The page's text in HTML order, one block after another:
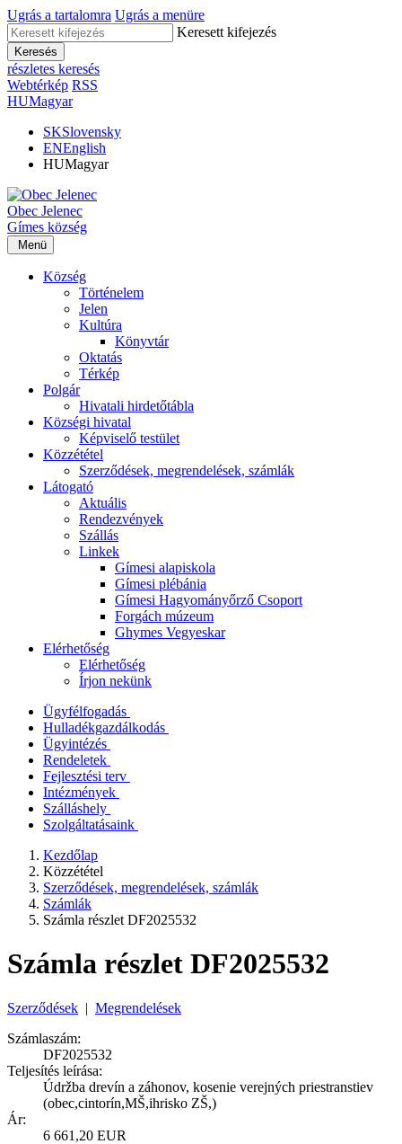
Ugrás a tartalomra Ugrás a menüre
Keresett kifejezés
Keresés
részletes keresés
Webtérkép RSS
HUMagyar
SKSlovensky
ENEnglish
HUMagyar
Obec Jelenec
Gímes község
Menü
Község
Történelem
Jelen
Kultúra
Könyvtár
Oktatás
Térkép
Polgár
Hivatali hirdetőtábla
Községi hivatal
Képviselő testület
Közzététel
Szerződések, megrendelések, számlák
Látogató
Aktuális
Rendezvények
Szállás
Linkek
Gímesi alapiskola
Gímesi plébánia
Gímesi Hagyományőrző Csoport
Forgách múzeum
Ghymes Vegyeskar
Elérhetőség
Elérhetőség
Írjon nekünk
Ügyfélfogadás
Hulladékgazdálkodás
Ügyintézés
Rendeletek
Fejlesztési terv
Intézmények
Szálláshely
Szolgáltatásaink
Kezdőlap
Közzététel
Szerződések, megrendelések, számlák
Számlák
Számla részlet DF2025532
Számla részlet DF2025532
Szerződések | Megrendelések
Számlaszám:
DF2025532
Teljesítés leírása:
Údržba drevín a záhonov, kosenie verejných priestranstiev
(obec,cintorín,MŠ,ihrisko ZŠ,)
Ár:
6 661,20 EUR